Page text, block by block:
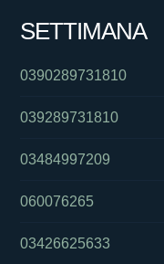
SETTIMANA
0390289731810
039289731810
03484997209
060076265
03426625633